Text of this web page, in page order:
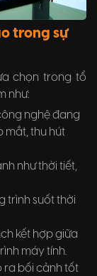
chọn trong tổ
như:
nghệ đang
mắt, thu hút
như thời tiết,
trình suốt thời
kết hợp giữa
máy tính.
ra bối cảnh tốt